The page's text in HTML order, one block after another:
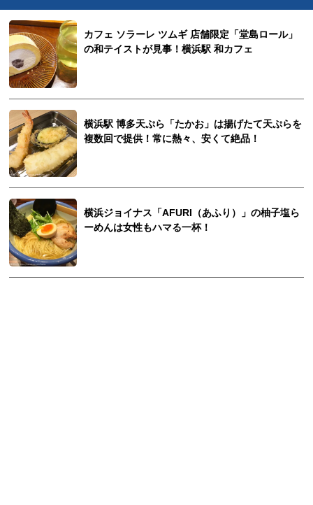
カフェ ソラーレ ツムギ 店舗限定「堂島ロール」
の和テイストが見事！横浜駅 和カフェ
横浜駅 博多天ぷら「たかお」は揚げたて天ぷらを
複数回で提供！常に熱々、安くて絶品！
横浜ジョイナス「AFURI（あふり）」の柚子塩ら
ーめんは女性もハマる一杯！